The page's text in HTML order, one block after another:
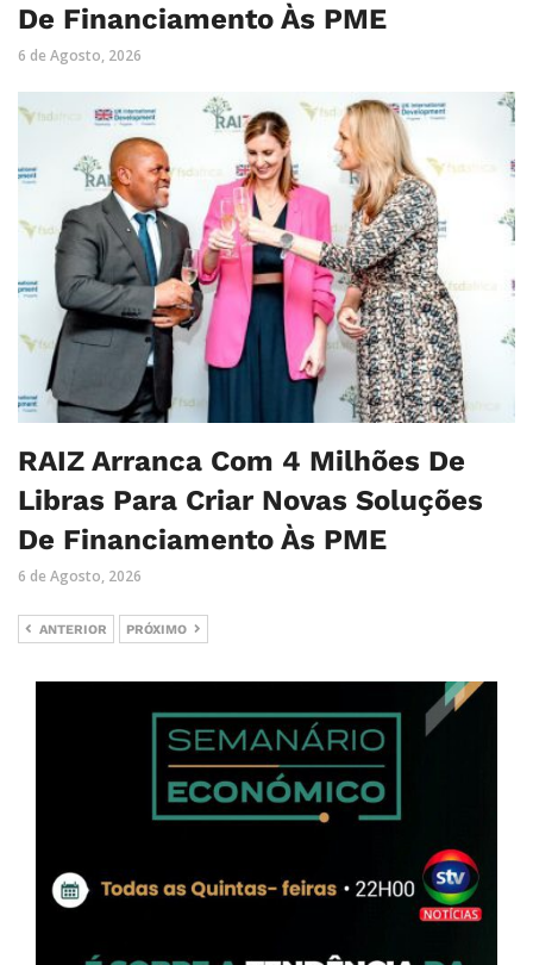
De Financiamento Às PME
6 de Agosto, 2026
RAIZ Arranca Com 4 Milhões De
Libras Para Criar Novas Soluções
De Financiamento Às PME
6 de Agosto, 2026
ANTERIOR PRÓXIMO